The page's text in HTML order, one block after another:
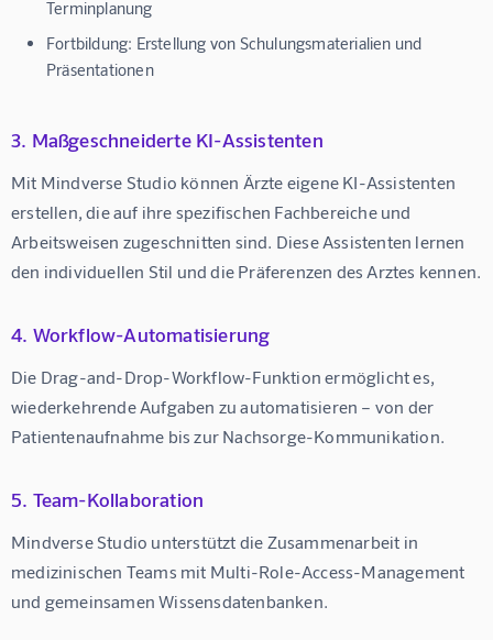
Terminplanung
Fortbildung: Erstellung von Schulungsmaterialien und
Präsentationen
3. Maßgeschneiderte KI-Assistenten
Mit Mindverse Studio können Ärzte eigene KI-Assistenten
erstellen, die auf ihre spezifischen Fachbereiche und
Arbeitsweisen zugeschnitten sind. Diese Assistenten lernen
den individuellen Stil und die Präferenzen des Arztes kennen.
4. Workflow-Automatisierung
Die Drag-and-Drop-Workflow-Funktion ermöglicht es,
wiederkehrende Aufgaben zu automatisieren – von der
Patientenaufnahme bis zur Nachsorge-Kommunikation.
5. Team-Kollaboration
Mindverse Studio unterstützt die Zusammenarbeit in
medizinischen Teams mit Multi-Role-Access-Management
und gemeinsamen Wissensdatenbanken.